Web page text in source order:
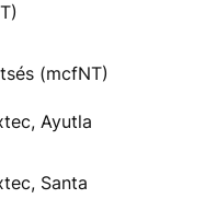
(mcfNT)
Ayutla
Santa